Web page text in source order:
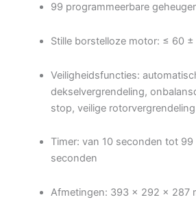
99 programmeerbare
Stille borstelloze motor: ≤ 60 ±
Veiligheidsfuncties:
dekselvergrendeling,
stop, veilige rotorvergrendeling
Timer: van 10 seconden tot
seconden
Afmetingen: 393 × 292 × 287